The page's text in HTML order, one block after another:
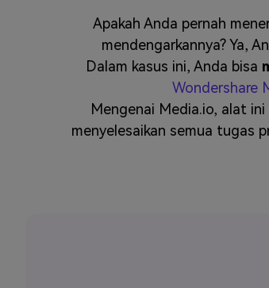
Apakah Anda pernah
mendengarkannya? Ya,
Dalam kasus ini, Anda bisa
Wondershare
Mengenai Media.io, alat
menyelesaikan semua tugas